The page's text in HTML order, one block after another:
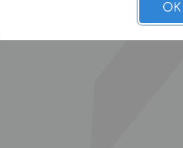
OK